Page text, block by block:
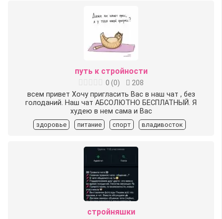
путь к стройности
0 (0)
208
всем привет Хочу пригласить Вас в наш чат , без
голоданий. Наш чат АБСОЛЮТНО БЕСПЛАТНЫЙ. Я
худею в нем сама и Вас
здоровье питание спорт владивосток
стройняшки